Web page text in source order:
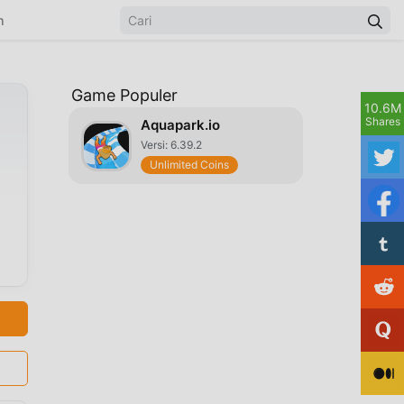
Game Populer
Aquapark.io
Versi: 6.39.2
Unlimited Coins
10.6M
Shares